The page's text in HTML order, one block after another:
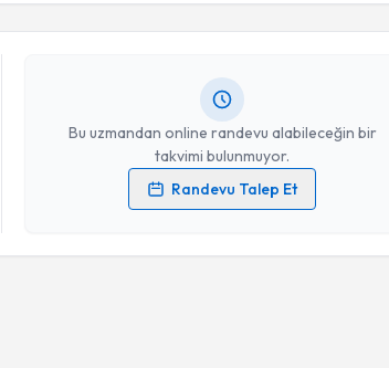
Bu uzmandan online randevu alabileceğin bir
takvimi bulunmuyor.
Randevu Talep Et
Size bu uzmandan randevu almanız için bir takvim
hazırlandığında e-posta ile bilgilendireceğiz.
Kişisel verilerimin işlenmesine ilişkinAydınlatma Metni
işlenmesini kabul ediyorum.